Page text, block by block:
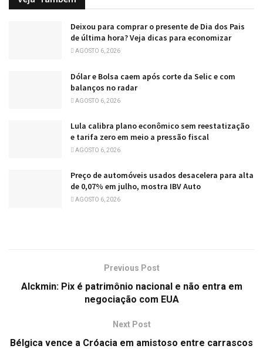
Deixou para comprar o presente de Dia dos Pais
de última hora? Veja dicas para economizar
AGOSTO 6, 2026
Dólar e Bolsa caem após corte da Selic e com
balanços no radar
AGOSTO 6, 2026
Lula calibra plano econômico sem reestatização
e tarifa zero em meio a pressão fiscal
AGOSTO 6, 2026
Preço de automóveis usados desacelera para alta
de 0,07% em julho, mostra IBV Auto
AGOSTO 6, 2026
Previous Post
Alckmin: Pix é patrimônio nacional e não entra em
negociação com EUA
Next Post
Bélgica vence a Cróacia em amistoso entre carrascos